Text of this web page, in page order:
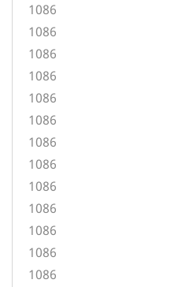
1086
1086
1086
1086
1086
1086
1086
1086
1086
1086
1086
1086
1086